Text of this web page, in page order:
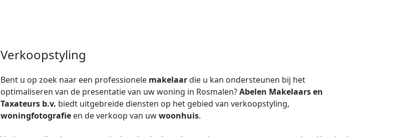
Verkoopstyling
Bent u op zoek naar een professionele makelaardie u kan ondersteunen bij het
optimaliseren van de presentatie van uw woning in Rosmalen?Abelen Makelaars en
Taxateurs b.v. biedt uitgebreide diensten op het gebied van verkoopstyling,
woningfotografie en de verkoop van uwwoonhuis.